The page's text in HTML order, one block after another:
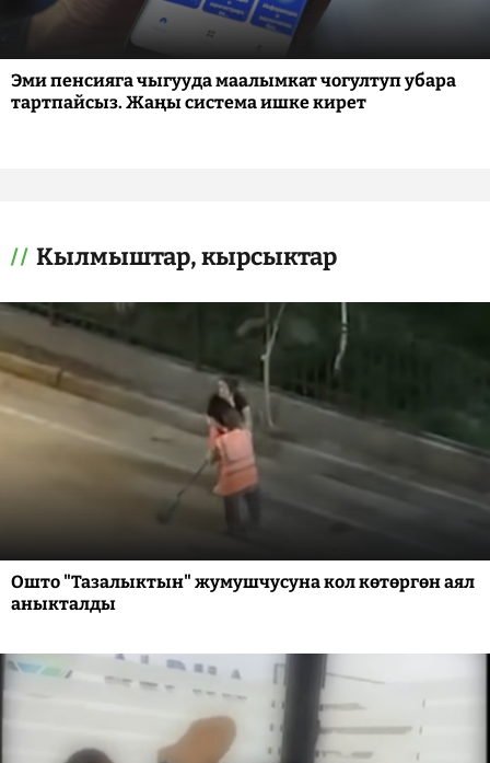
Эми пенсияга чыгууда маалымкат чогултуп убара
тартпайсыз. Жаңы система ишке кирет
Кылмыштар, кырсыктар
Ошто "Тазалыктын" жумушчусуна кол көтөргөн аял
аныкталды